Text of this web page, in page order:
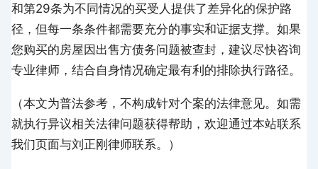
和第29条为不同情况的买受人提供了差异化的保护路
径，但每一条条件都需要充分的事实和证据支撑。如果
您购买的房屋因出售方债务问题被查封，建议尽快咨询
专业律师，结合自身情况确定最有利的排除执行路径。
（本文为普法参考，不构成针对个案的法律意见。如需
就执行异议相关法律问题获得帮助，欢迎通过本站联系
我们页面与刘正刚律师联系。）